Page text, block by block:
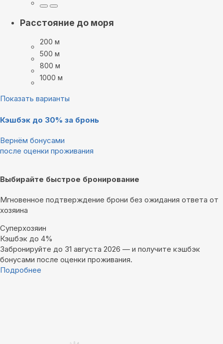
Расстояние до моря
200 м
500 м
800 м
1000 м
Показать варианты
Кэшбэк до 30% за бронь
Вернём бонусами
после оценки проживания
Выбирайте быстрое бронирование
Мгновенное подтверждение брони без ожидания ответа от
хозяина
Суперхозяин
Кэшбэк до 4%
Забронируйте до 31 августа 2026 — и получите кэшбэк
бонусами после оценки проживания.
Подробнее